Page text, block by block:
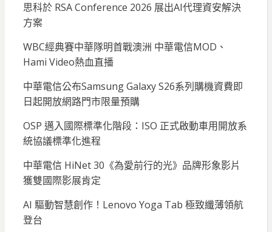
思科於 RSA Conference 2026 展出AI代理資安解決
方案
WBC經典賽中華隊明首戰澳洲 中華電信MOD、
Hami Video熱血直播
中華電信公布Samsung Galaxy S26系列購機資費即
日起開放網路門市限量預購
OSP 邁入國際標準化階段：ISO 正式啟動車用開放系
統協議標準化進程
中華電信 HiNet 30《為愛前行的光》品牌形象影片
獲雙國際影展肯定
AI 驅動智慧創作！Lenovo Yoga Tab 極致纖薄領航
登台